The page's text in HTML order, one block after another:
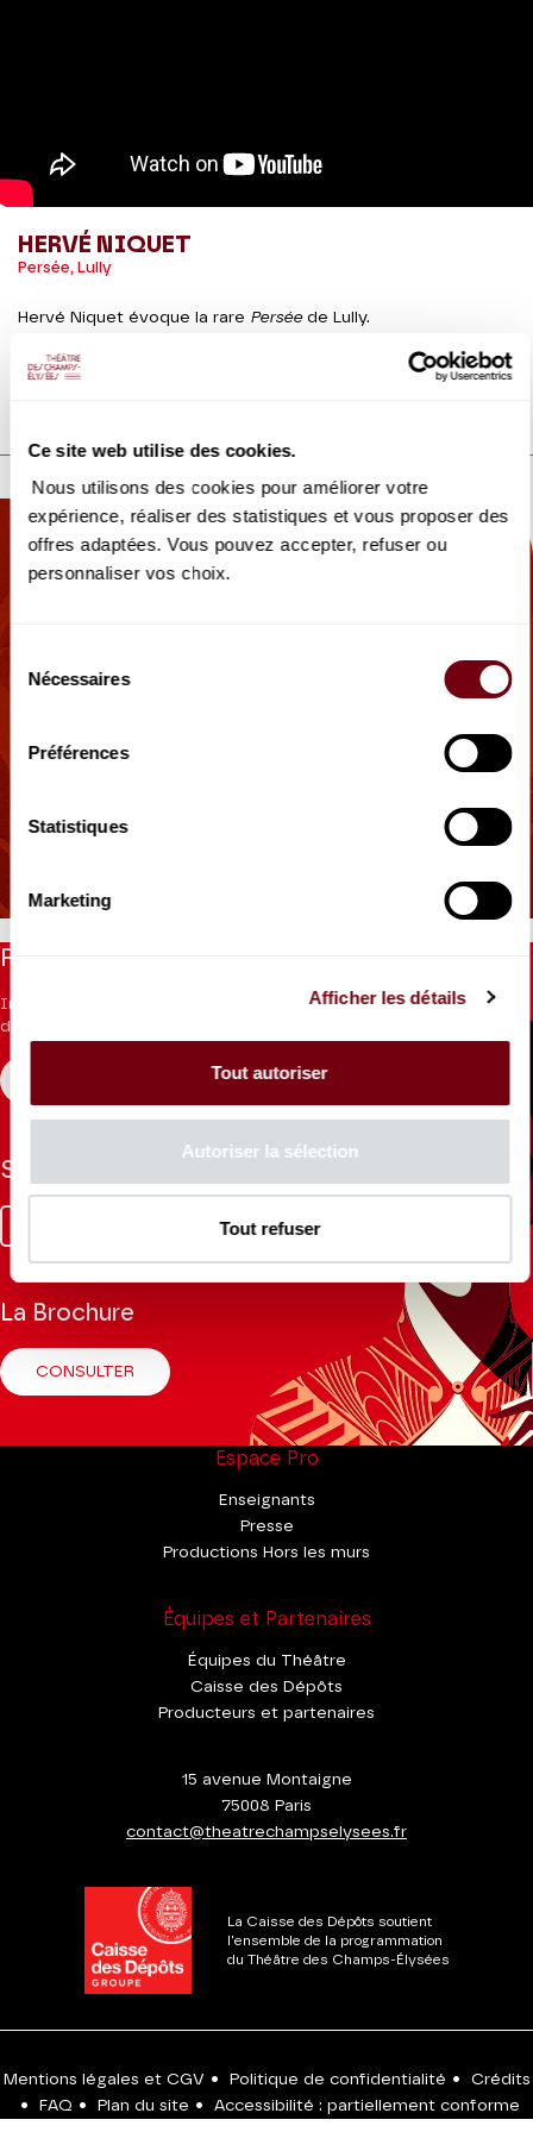
Ce site web utilise des cookies.
Nous utilisons des cookies pour améliorer votre
expérience, réaliser des statistiques et vous proposer des
offres adaptées. Vous pouvez accepter, refuser ou
personnaliser vos choix.
Nécessaires
Préférences
Statistiques
Marketing
Afficher les détails
Tout autoriser
Autoriser la sélection
Tout refuser
HERVÉ NIQUET
Persée, Lully
Hervé Niquet évoque la rare Perséede Lully.
DÉTAILS
OPERA | PODCAST
Persée
Restez informés
Inscrivez-vous à la newsletter pour recevoir les informations
du Théâtre.
Suivez-nous
YoutubeLinkedin
La Brochure
CONSULTER
Espace Pro
Enseignants
Presse
Productions Hors les murs
Équipes et Partenaires
Équipes du Théâtre
Caisse des Dépôts
Producteurs et partenaires
15 avenue Montaigne
75008 Paris
contact@theatrechampselysees.fr
La Caisse des Dépôts soutient
l'ensemble de la programmation
du Théâtre des Champs-Élysées
Mentions légales et CGV • Politique de confidentialité •
Crédits
•
FAQ • Plan du site • Accessibilité : partiellement conforme